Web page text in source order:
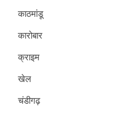
काठमांडू
कारोबार
क्राइम
खेल
चंडीगढ़